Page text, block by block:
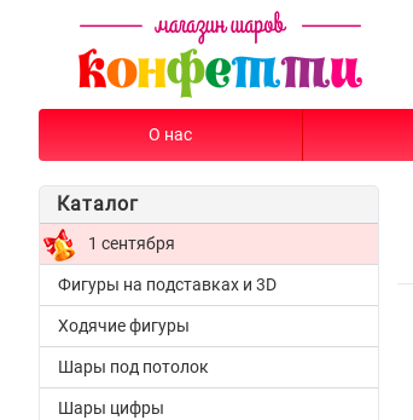
О нас
Каталог
1 сентября
Фигуры на подставках и 3D
Ходячие фигуры
Шары под потолок
Шары цифры